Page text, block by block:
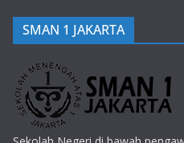
SMAN 1 JAKARTA